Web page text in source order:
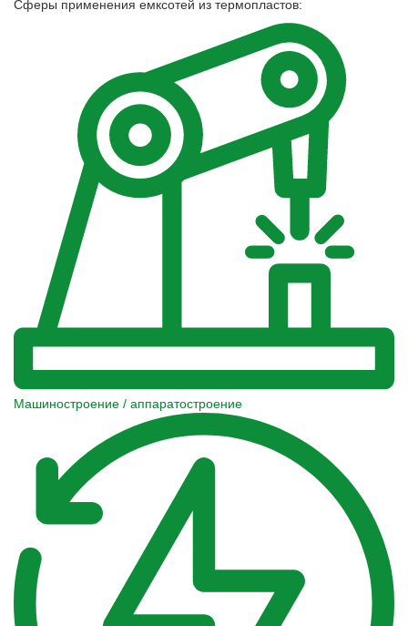
Сферы применения емксотей из термопластов:
Машиностроение / аппаратостроение